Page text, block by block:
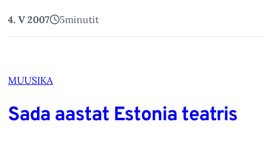
4. V 2007 5minutit
MUUSIKA
Sada aastat Estonia teatris